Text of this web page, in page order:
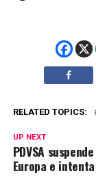
RELATED TOPICS:
UP NEXT
PDVSA
Europa e